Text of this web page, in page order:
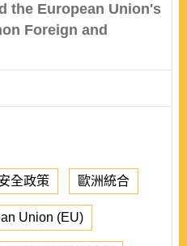
the European Union's
Foreign and
全政策 歐洲統合
Union (EU)